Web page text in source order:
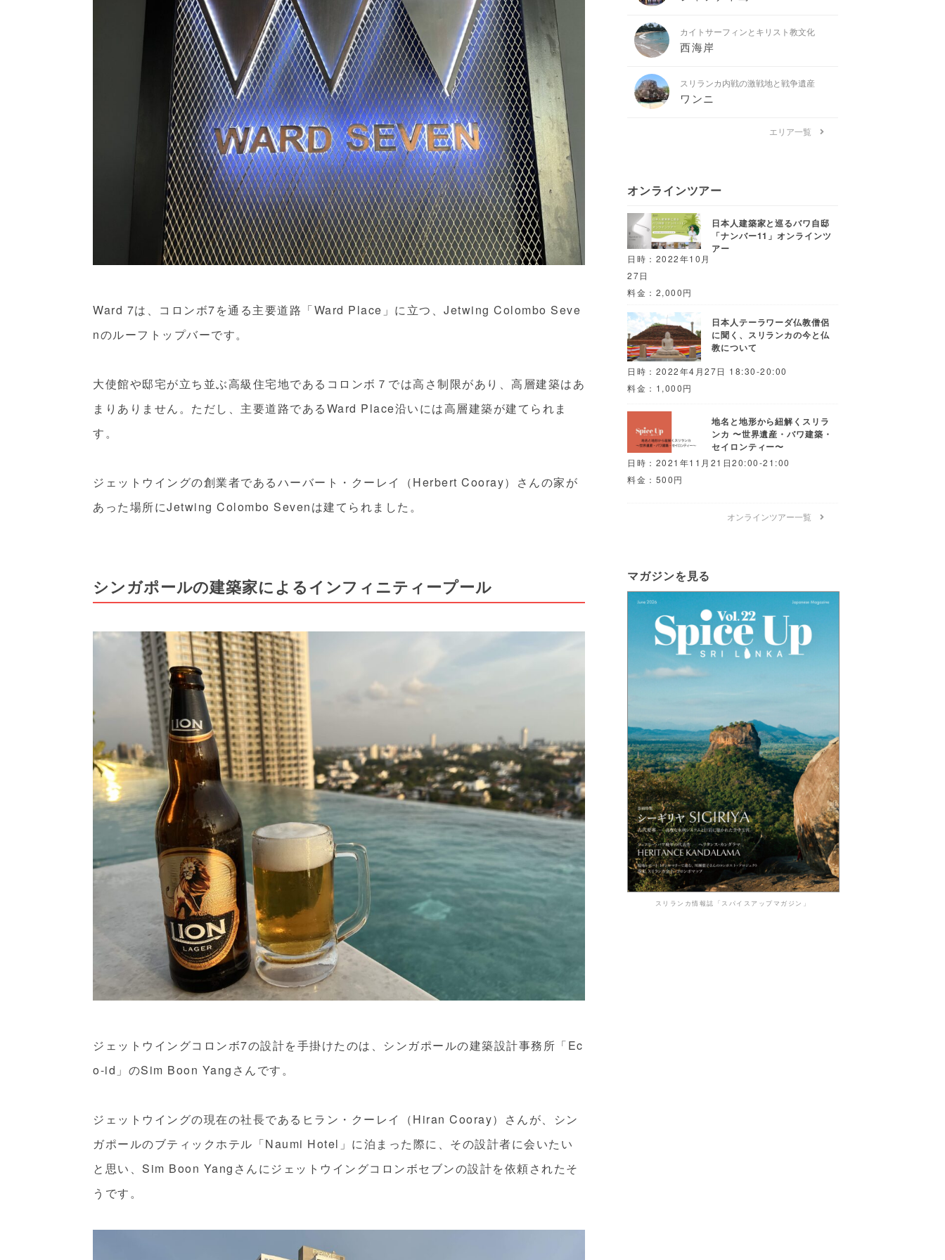
Ward 7は、コロンボ7を通る主要道路「Ward Place」に立つ、Jetwing Colombo Seve
nのルーフトップバーです。
大使館や邸宅が立ち並ぶ高級住宅地であるコロンボ７では高さ制限があり、高層建築はあ
まりありません。ただし、主要道路であるWard Place沿いには高層建築が建てられま
す。
ジェットウイングの創業者であるハーバート・クーレイ（Herbert Cooray）さんの家が
あった場所にJetwing Colombo Sevenは建てられました。
シンガポールの建築家によるインフィニティープール
ジェットウイングコロンボ7の設計を手掛けたのは、シンガポールの建築設計事務所「Ec
o-id」のSim Boon Yangさんです。
ジェットウイングの現在の社長であるヒラン・クーレイ（Hiran Cooray）さんが、シン
ガポールのブティックホテル「Naumi Hotel」に泊まった際に、その設計者に会いたい
と思い、Sim Boon Yangさんにジェットウイングコロンボセブンの設計を依頼されたそ
うです。
カイトサーフィンとキリスト教文化
西海岸
スリランカ内戦の激戦地と戦争遺産
ワンニ
エリア一覧
オンラインツアー
日本人建築家と巡るバワ自邸
「ナンバー11」オンラインツ
アー
日時：2022年10月
27日
料金：2,000円
日本人テーラワーダ仏教僧侶
に聞く、スリランカの今と仏
教について
日時：2022年4月27日 18:30-20:00
料金：1,000円
地名と地形から紐解くスリラ
ンカ 〜世界遺産・バワ建築・
セイロンティー〜
日時：2021年11月21日20:00-21:00
料金：500円
オンラインツアー一覧
マガジンを見る
スリランカ情報誌「スパイスアップマガジン」